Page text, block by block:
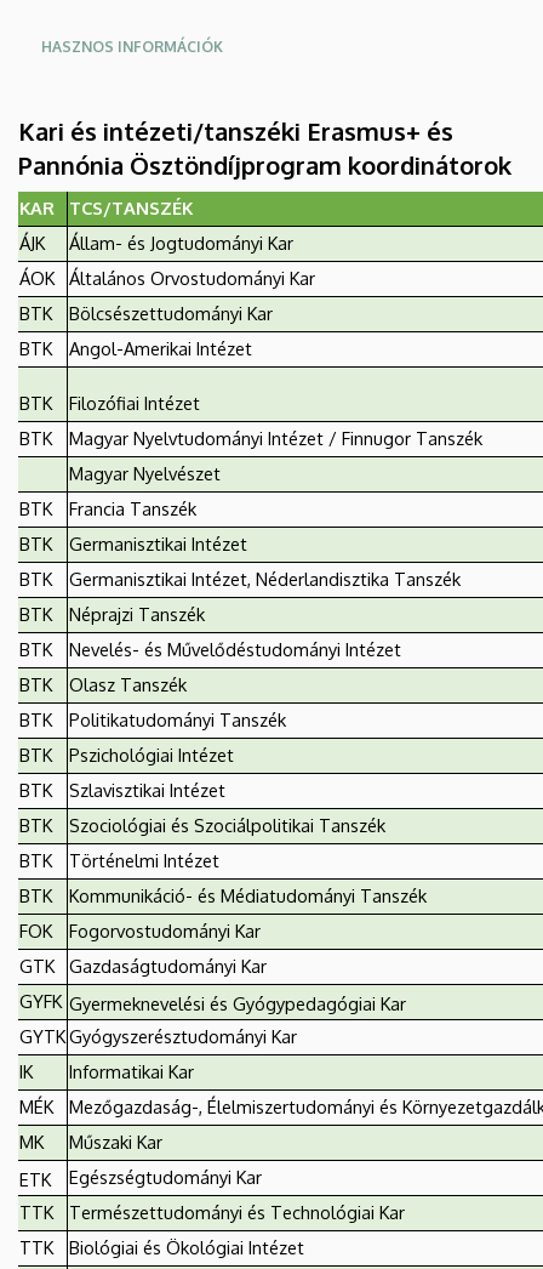
HASZNOS INFORMÁCIÓK
Kari és intézeti/tanszéki Erasmus+ és
Pannónia Ösztöndíjprogram koordinátorok
KAR
TCS/TANSZÉK
ÁJK
Állam- és Jogtudományi Kar
ÁOK
Általános Orvostudományi Kar
BTK
Bölcsészettudományi Kar
BTK
Angol-Amerikai Intézet
BTK
Filozófiai Intézet
BTK
Magyar Nyelvtudományi Intézet / Finnugor Tanszék
Magyar Nyelvészet
BTK
Francia Tanszék
BTK
Germanisztikai Intézet
BTK
Germanisztikai Intézet, Néderlandisztika Tanszék
BTK
Néprajzi Tanszék
BTK
Nevelés- és Művelődéstudományi Intézet
BTK
Olasz Tanszék
BTK
Politikatudományi Tanszék
BTK
Pszichológiai Intézet
BTK
Szlavisztikai Intézet
BTK
Szociológiai és Szociálpolitikai Tanszék
BTK
Történelmi Intézet
BTK
Kommunikáció- és Médiatudományi Tanszék
FOK
Fogorvostudományi Kar
GTK
Gazdaságtudományi Kar
GYFK Gyermeknevelési és Gyógypedagógiai Kar
GYTKGyógyszerésztudományi Kar
IK
Informatikai Kar
MÉK
Mezőgazdaság-, Élelmiszertudományi és
MK
Műszaki Kar
ETK
Egészségtudományi Kar
TTK
Természettudományi és Technológiai Kar
TTK
Biológiai és Ökológiai Intézet